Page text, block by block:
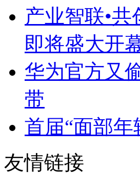
产业智联•
即将盛大开
华为官方又
带
首届“面部
友情链接